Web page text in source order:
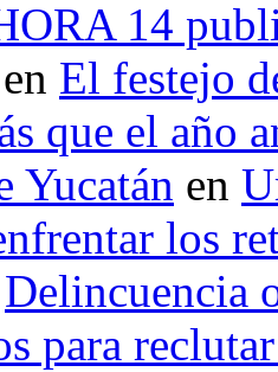
14
en El festejo
que el año
Yucatán en
los
Delincuencia
para